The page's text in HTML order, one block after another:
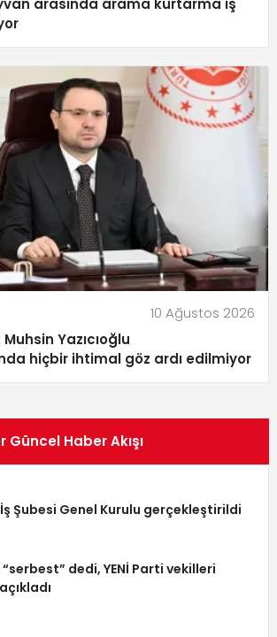
10 Ağustos 2026
Yazıcıoğlu
hiçbir ihtimal göz ardı edilmiyor
Güncel Haber Akışı
Şubesi Genel Kurulu gerçekleştirildi
dedi, YENİ Parti vekilleri